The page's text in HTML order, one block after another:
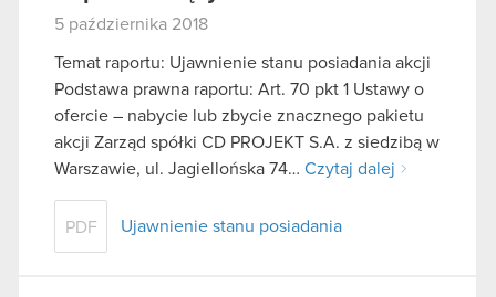
5 października 2018
Temat raportu: Ujawnienie stanu posiadania akcji
Podstawa prawna raportu: Art. 70 pkt 1 Ustawy o
ofercie – nabycie lub zbycie znacznego pakietu
akcji Zarząd spółki CD PROJEKT S.A. z siedzibą w
Warszawie, ul. Jagiellońska 74… Czytaj dalej
PDF Ujawnienie stanu posiadania